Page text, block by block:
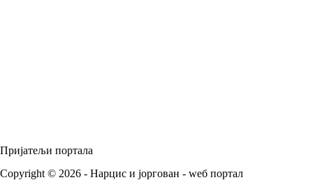
Пријатељи портала
Copyright © 2026 - Нарцис и јоргован - wеб портал